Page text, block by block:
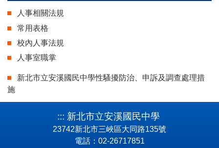
人事相關法規
常用表格
校內人事法規
人事室職掌
新北市立安溪國民中學性騷擾防治、申訴及調查處理措
施
::: 新北市立安溪國民中學
23742新北市三峽區大同路135號
電話：02-26717851